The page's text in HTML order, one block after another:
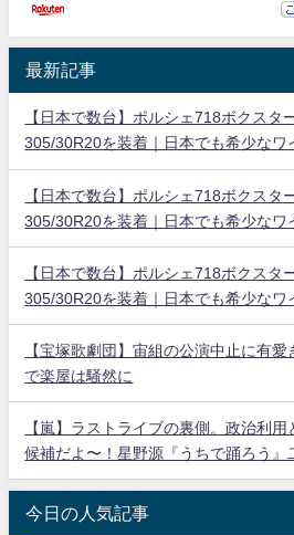
最新記事
【日本で数台】ポルシェ718ボクスタ
305/30R20を装着｜日本でも希少なワ
【日本で数台】ポルシェ718ボクスタ
305/30R20を装着｜日本でも希少なワ
【日本で数台】ポルシェ718ボクスタ
305/30R20を装着｜日本でも希少なワ
【宝塚歌劇団】宙組の公演中止に有
で楽屋は騒然に
【嵐】ラストライブの裏側。政治利
候補だよ〜！星野源『うちで踊ろう』
今日の人気記事